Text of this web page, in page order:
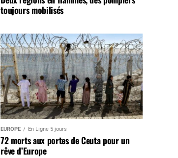
toujours mobilisés
EUROPE En Ligne 5 jours
72 morts aux portes de Ceuta pour un
rêve d’Europe